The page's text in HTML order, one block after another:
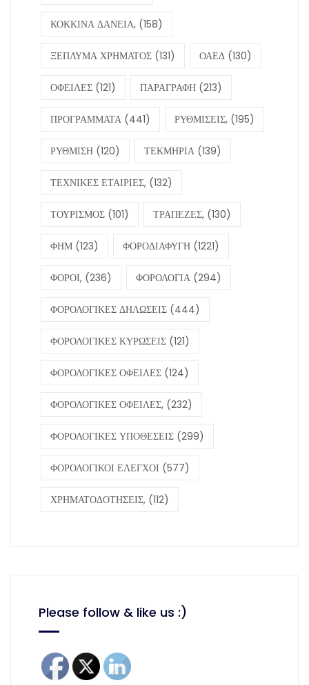
ΚΟΚΚΙΝΑ ΔΑΝΕΙΑ, (158)
ΞΕΠΛΥΜΑ ΧΡΗΜΑΤΟΣ (131) ΟΑΕΔ (130)
ΟΦΕΙΛΕΣ (121) ΠΑΡΑΓΡΑΦΗ (213)
ΠΡΟΓΡΑΜΜΑΤΑ (441) ΡΥΘΜΙΣΕΙΣ, (195)
ΡΥΘΜΙΣΗ (120) ΤΕΚΜΗΡΙΑ (139)
ΤΕΧΝΙΚΕΣ ΕΤΑΙΡΙΕΣ, (132)
ΤΟΥΡΙΣΜΟΣ (101) ΤΡΑΠΕΖΕΣ, (130)
ΦΗΜ (123) ΦΟΡΟΔΙΑΦΥΓΗ (1221)
ΦΟΡΟΙ, (236) ΦΟΡΟΛΟΓΙΑ (294)
ΦΟΡΟΛΟΓΙΚΕΣ ΔΗΛΩΣΕΙΣ (444)
ΦΟΡΟΛΟΓΙΚΕΣ ΚΥΡΩΣΕΙΣ (121)
ΦΟΡΟΛΟΓΙΚΕΣ ΟΦΕΙΛΕΣ (124)
ΦΟΡΟΛΟΓΙΚΕΣ ΟΦΕΙΛΕΣ, (232)
ΦΟΡΟΛΟΓΙΚΕΣ ΥΠΟΘΕΣΕΙΣ (299)
ΦΟΡΟΛΟΓΙΚΟΙ ΕΛΕΓΧΟΙ (577)
ΧΡΗΜΑΤΟΔΟΤΗΣΕΙΣ, (112)
Please follow & like us :)